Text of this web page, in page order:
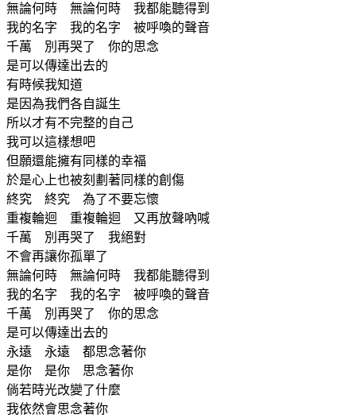
無論何時 無論何時 我都能聽得到
我的名字 我的名字 被呼喚的聲音
千萬 別再哭了 你的思念
是可以傳達出去的
有時候我知道
是因為我們各自誕生
所以才有不完整的自己
我可以這樣想吧
但願還能擁有同樣的幸福
於是心上也被刻劃著同樣的創傷
終究 終究 為了不要忘懷
重複輪迴 重複輪迴 又再放聲吶喊
千萬 別再哭了 我絕對
不會再讓你孤單了
無論何時 無論何時 我都能聽得到
我的名字 我的名字 被呼喚的聲音
千萬 別再哭了 你的思念
是可以傳達出去的
永遠 永遠 都思念著你
是你 是你 思念著你
倘若時光改變了什麼
我依然會思念著你